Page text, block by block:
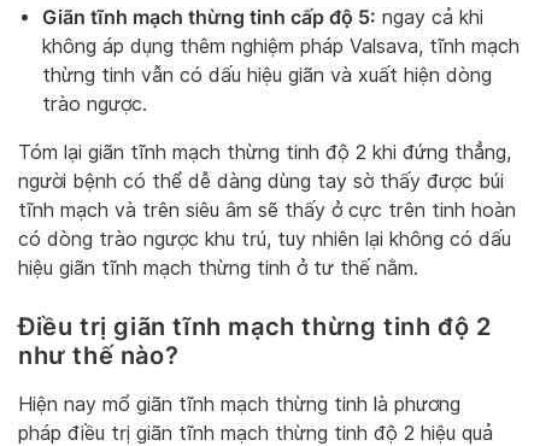
Giãn tĩnh mạch thừng tinh cấp độ 5: ngay cả khi
không áp dụng thêm nghiệm pháp Valsava, tĩnh mạch
thừng tinh vẫn có dấu hiệu giãn và xuất hiện dòng
trào ngược.
Tóm lại giãn tĩnh mạch thừng tinh độ 2 khi đứng thẳng,
người bệnh có thể dễ dàng dùng tay sờ thấy được búi
tĩnh mạch và trên siêu âm sẽ thấy ở cực trên tinh hoàn
có dòng trào ngược khu trú, tuy nhiên lại không có dấu
hiệu giãn tĩnh mạch thừng tinh ở tư thế nằm.
Điều trị giãn tĩnh mạch thừng tinh độ 2
như thế nào?
Hiện nay mổ giãn tĩnh mạch thừng tinh là phương
pháp điều trị giãn tĩnh mạch thừng tinh độ 2 hiệu quả